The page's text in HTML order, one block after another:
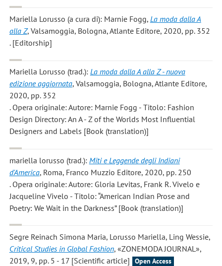
Mariella Lorusso (a cura di): Marnie Fogg, La moda dalla A
alla Z, Valsamoggia, Bologna, Atlante Editore, 2020, pp. 352
. [Editorship]
Mariella Lorusso (trad.): La moda dalla A alla Z - nuova
edizione aggiornata, Valsamoggia, Bologna, Atlante Editore,
2020, pp. 352
. Opera originale: Autore: Marnie Fogg - Titolo: Fashion
Design Directory: An A - Z of the Worlds Most Influential
Designers and Labels [Book (translation)]
mariella lorusso (trad.): Miti e Leggende degli Indiani
d'America, Roma, Franco Muzzio Editore, 2020, pp. 250
. Opera originale: Autore: Gloria Levitas, Frank R. Vivelo e
Jacqueline Vivelo - Titolo: “American Indian Prose and
Poetry: We Wait in the Darkness” [Book (translation)]
Segre Reinach Simona Maria, Lorusso Mariella, Ling Wessie,
Critical Studies in Global Fashion, «ZONEMODA JOURNAL»,
2019, 9, pp. 5 - 17 [Scientific article]
Open Access